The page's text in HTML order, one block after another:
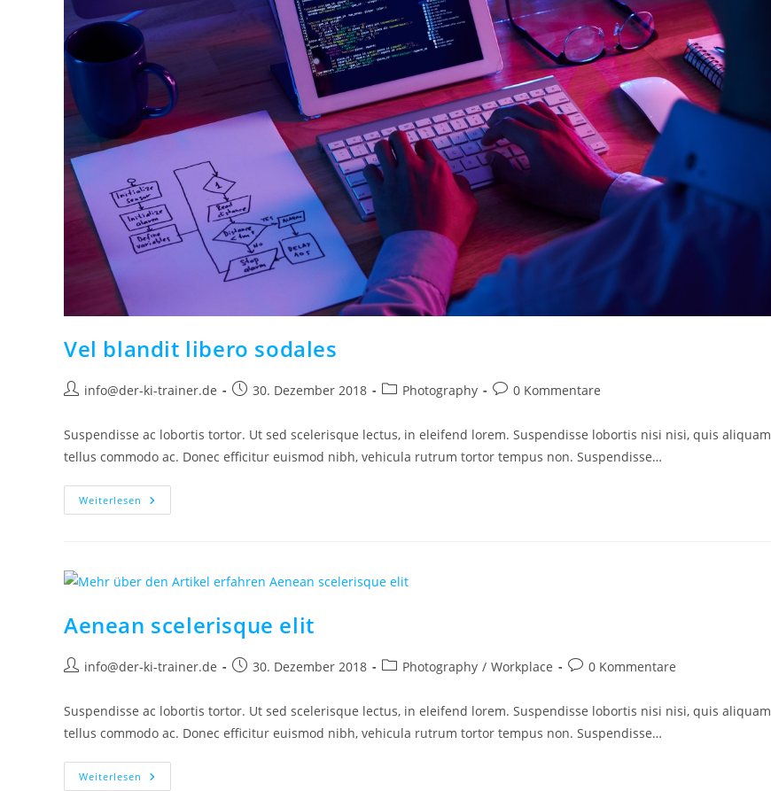
Vel blandit libero sodales
Beitrags-
info@der-ki-trainer.de
Beitrag30. Dezember 2018
Beitrags-
Photography
Beitrags-
0 Kommentare
Suspendisse ac lobortis tortor. Ut sed scelerisque lectus, in eleifend lorem. Suspendisse lobortis nisi nisi, quis aliquam
tellus commodo ac. Donec efficitur euismod nibh, vehicula rutrum tortor tempus non. Suspendisse…
Weiterlesen Vel
Blandit
Aenean scelerisque elit
Beitrags-
info@der-ki-trainer.de
Beitrag30. Dezember 2018
Beitrags-
Photography / Workplace
Beitrags-
0 Kommentare
Suspendisse ac lobortis tortor. Ut sed scelerisque lectus, in eleifend lorem. Suspendisse lobortis nisi nisi, quis aliquam
tellus commodo ac. Donec efficitur euismod nibh, vehicula rutrum tortor tempus non. Suspendisse…
Weiterlesen Aenean